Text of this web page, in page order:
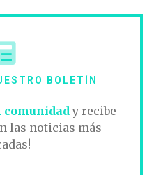
BOLETÍN
comunidad y recibe
las noticias más